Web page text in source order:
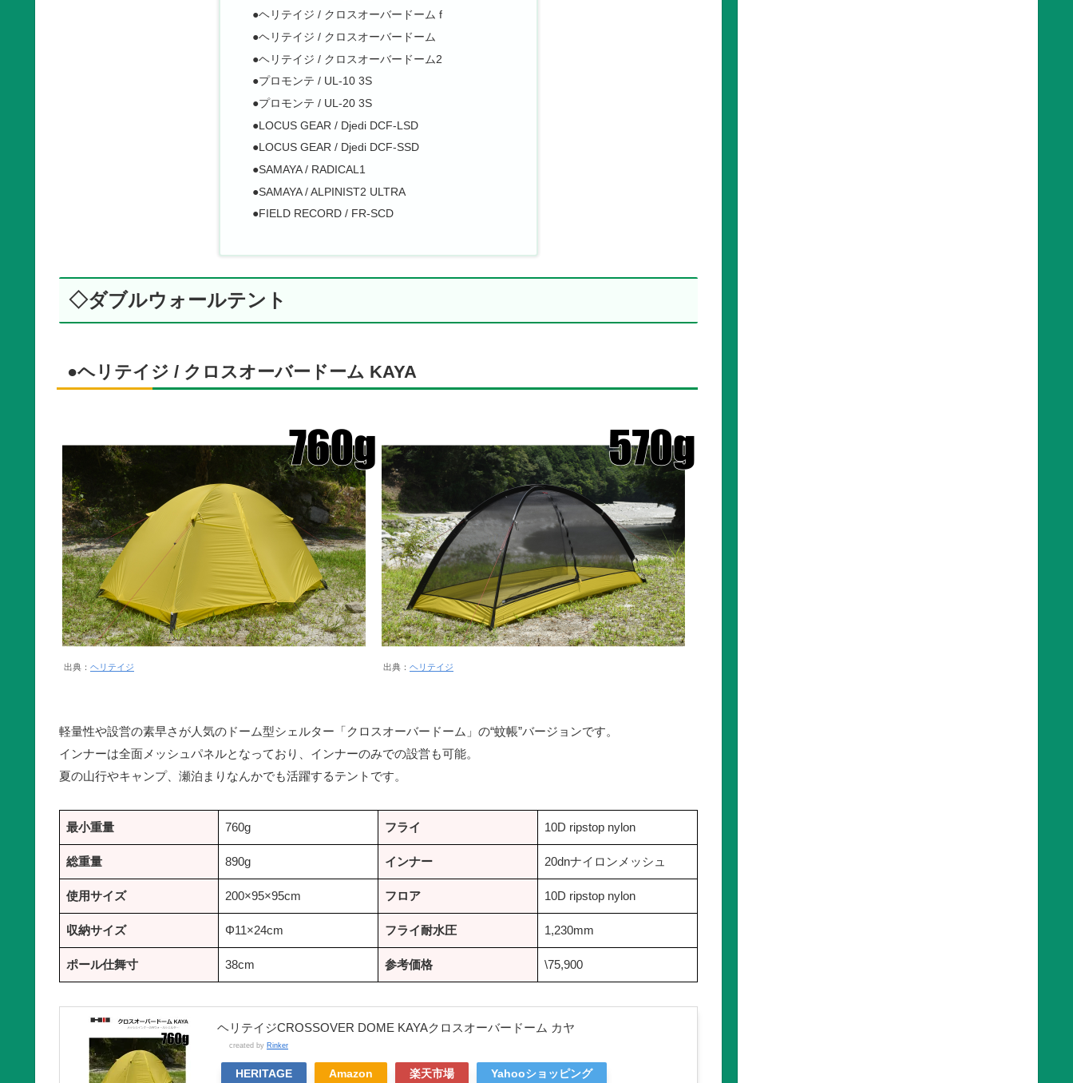
●ヘリテイジ / クロスオーバードーム f
●ヘリテイジ / クロスオーバードーム
●ヘリテイジ / クロスオーバードーム2
●プロモンテ / UL-10 3S
●プロモンテ / UL-20 3S
●LOCUS GEAR / Djedi DCF-LSD
●LOCUS GEAR / Djedi DCF-SSD
●SAMAYA / RADICAL1
●SAMAYA / ALPINIST2 ULTRA
●FIELD RECORD / FR-SCD
◇ダブルウォールテント
●ヘリテイジ / クロスオーバードーム KAYA
出典： ヘリテイジ 出典： ヘリテイジ
軽量性や設営の素早さが人気のドーム型シェルター「クロスオーバードーム」の“蚊帳”バージョンです。
インナーは全面メッシュパネルとなっており、インナーのみでの設営も可能。
夏の山行やキャンプ、瀬泊まりなんかでも活躍するテントです。
最小重量 760g フライ 10D ripstop nylon
総重量 890g インナー 20dnナイロンメッシュ
使用サイズ 200×95×95cm フロア 10D ripstop nylon
収納サイズ Φ11×24cm フライ耐水圧 1,230mm
ポール仕舞寸 38cm 参考価格 \75,900
ヘリテイジCROSSOVER DOME KAYAクロスオーバードーム カヤ
created by Rinker
HERITAGE Amazon 楽天市場 Yahooショッピング